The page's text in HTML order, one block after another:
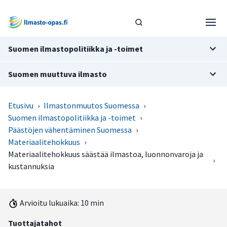
Suomen ilmastopolitiikka ja -toimet
Suomen muuttuva ilmasto
Etusivu › Ilmastonmuutos Suomessa ›
Suomen ilmastopolitiikka ja -toimet ›
Päästöjen vähentäminen Suomessa ›
Materiaalitehokkuus ›
Materiaalitehokkuus säästää ilmastoa, luonnonvaroja ja
kustannuksia
›
Arvioitu lukuaika: 10 min
Tuottajatahot